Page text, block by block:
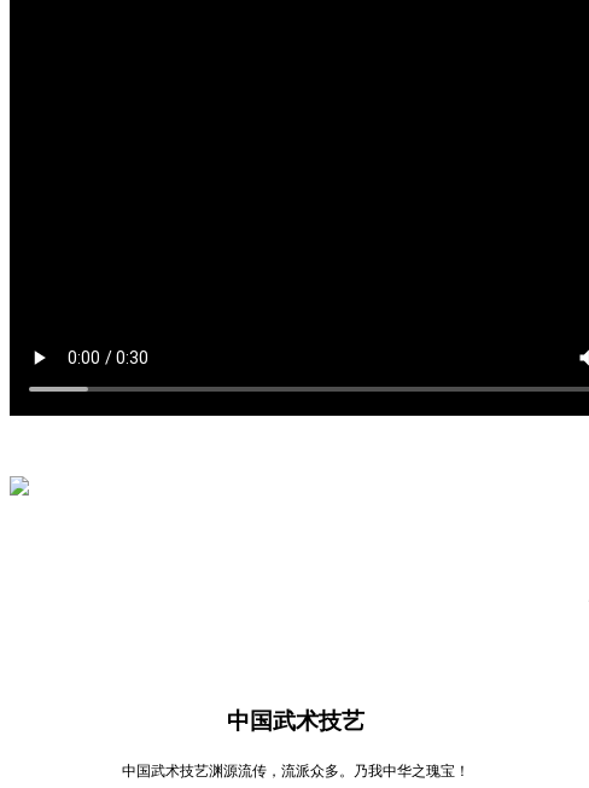
中国武术技艺
中国武术技艺渊源流传，流派众多。乃我中华之瑰宝！